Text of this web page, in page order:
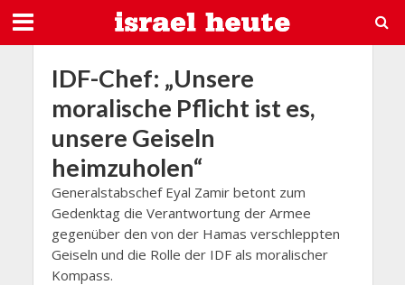
IDF-Chef: „Unsere
moralische Pflicht ist es,
unsere Geiseln
heimzuholen“
Generalstabschef Eyal Zamir betont zum
Gedenktag die Verantwortung der Armee
gegenüber den von der Hamas verschleppten
Geiseln und die Rolle der IDF als moralischer
Kompass.